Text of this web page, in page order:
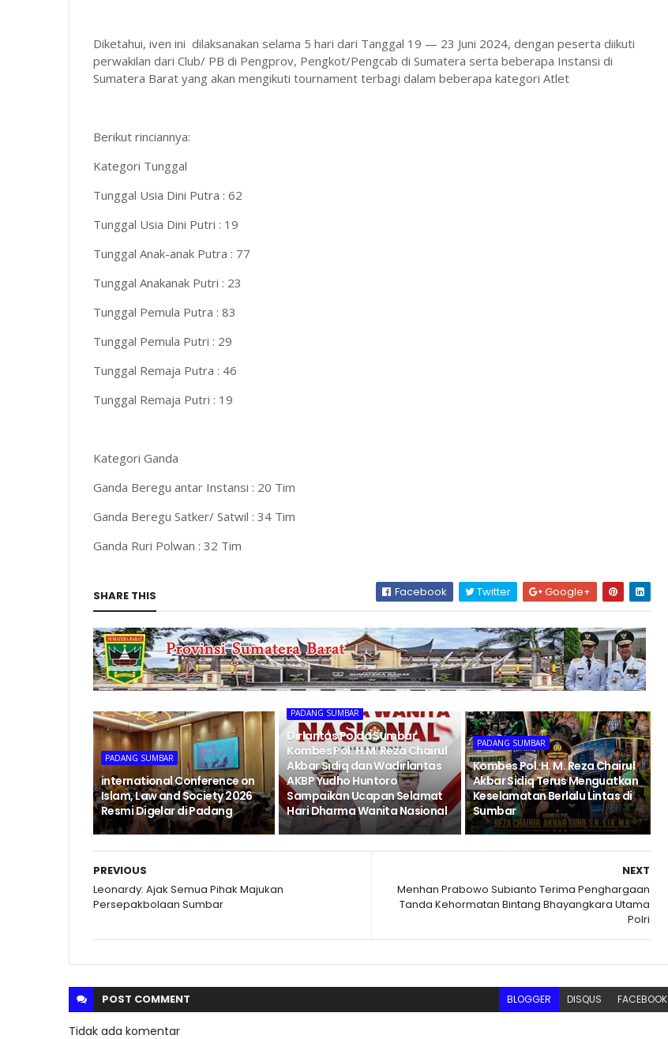
Diketahui, iven ini dilaksanakan selama 5 hari dari Tanggal 19 — 23 Juni 2024, dengan peserta diikuti
perwakilan dari Club/ PB di Pengprov, Pengkot/Pengcab di Sumatera serta beberapa Instansi di
Sumatera Barat yang akan mengikuti tournament terbagi dalam beberapa kategori Atlet
Berikut rinciannya:
Kategori Tunggal
Tunggal Usia Dini Putra : 62
Tunggal Usia Dini Putri : 19
Tunggal Anak-anak Putra : 77
Tunggal Anakanak Putri : 23
Tunggal Pemula Putra : 83
Tunggal Pemula Putri : 29
Tunggal Remaja Putra : 46
Tunggal Remaja Putri : 19
Kategori Ganda
Ganda Beregu antar Instansi : 20 Tim
Ganda Beregu Satker/ Satwil : 34 Tim
Ganda Ruri Polwan : 32 Tim
SHARE THIS Facebook Twitter Google+
PADANG SUMBAR
international Conference on
Islam, Law and Society 2026
Resmi Digelar di Padang
PADANG SUMBAR
Dirlantas Polda Sumbar
Kombes Pol. H.M. Reza Chairul
Akbar Sidiq dan Wadirlantas
AKBP Yudho Huntoro
Sampaikan Ucapan Selamat
Hari Dharma Wanita Nasional
PADANG SUMBAR
Kombes Pol. H. M. Reza Chairul
Akbar Sidiq Terus Menguatkan
Keselamatan Berlalu Lintas di
Sumbar
NEXT
Menhan Prabowo Subianto Terima Penghargaan
Tanda Kehormatan Bintang Bhayangkara Utama
Polri
PREVIOUS
Leonardy: Ajak Semua Pihak Majukan
Persepakbolaan Sumbar
POST COMMENT BLOGGER DISQUS FACEBOOK
Tidak ada komentar